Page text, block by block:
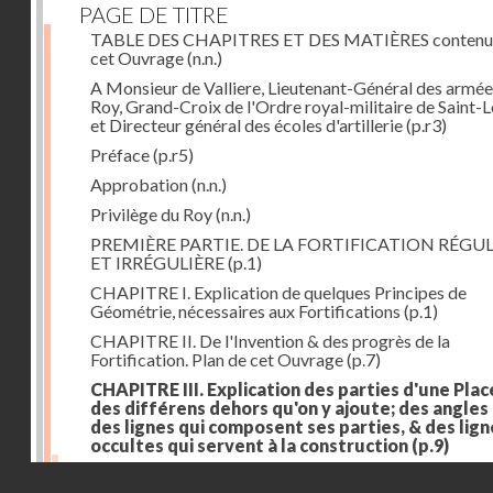
PAGE DE TITRE
TABLE DES CHAPITRES ET DES MATIÈRES
cet Ouvrage(n.n.)
A Monsieur de Valliere, Lieutenant-Général des
Roy, Grand-Croix de l'Ordre royal-militaire de Saint-
et Directeur général des écoles d'artillerie(p.r3)
Préface(p.r5)
Approbation(n.n.)
Privilège du Roy(n.n.)
PREMIÈRE PARTIE. DE LA FORTIFICATION
ET IRRÉGULIÈRE(p.1)
CHAPITRE I. Explication de quelques Principes de
Géométrie, nécessaires aux Fortifications (p.1)
CHAPITRE II. De l'Invention & des progrès de la
Fortification. Plan de cet Ouvrage(p.7)
CHAPITRE III. Explication des parties d'une
des différens dehors qu'on y ajoute; des angles
des lignes qui composent ses parties, & des
occultes qui servent à la construction (p.9)
Des lignes & des angles qui composent les parties